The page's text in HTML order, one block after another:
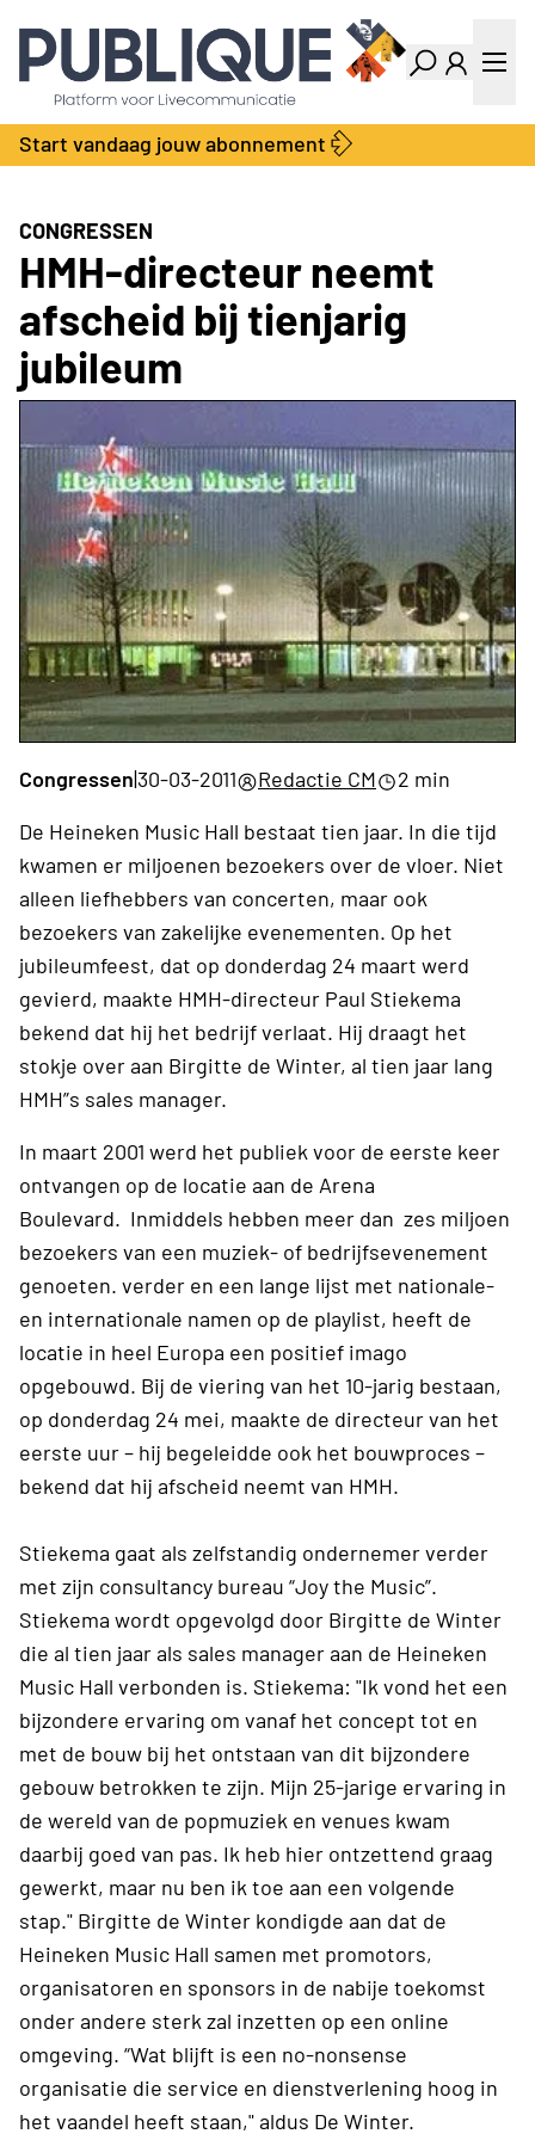
Industry Dashboard
Vacatures
Kalender
Producten
Bedrijvengids
Locatie Finder
Contact
Over ons
Adverteren
Abonnementen
Start vandaag jouw abonnement
CONGRESSEN
HMH-directeur neemt
afscheid bij tienjarig
jubileum
Congressen|30-03-2011 Redactie CM
2 min
De Heineken Music Hall bestaat tien jaar. In die tijd
kwamen er miljoenen bezoekers over de vloer. Niet
alleen liefhebbers van concerten, maar ook
bezoekers van zakelijke evenementen. Op het
jubileumfeest, dat op donderdag 24 maart werd
gevierd, maakte HMH-directeur Paul Stiekema
bekend dat hij het bedrijf verlaat. Hij draagt het
stokje over aan Birgitte de Winter, al tien jaar lang
HMH”s sales manager.
In maart 2001 werd het publiek voor de eerste keer
ontvangen op de locatie aan de Arena
Boulevard. Inmiddels hebben meer dan zes miljoen
bezoekers van een muziek- of bedrijfsevenement
genoeten. verder en een lange lijst met nationale-
en internationale namen op de playlist, heeft de
locatie in heel Europa een positief imago
opgebouwd. Bij de viering van het 10-jarig bestaan,
op donderdag 24 mei, maakte de directeur van het
eerste uur – hij begeleidde ook het bouwproces –
bekend dat hij afscheid neemt van HMH.
Stiekema gaat als zelfstandig ondernemer verder
met zijn consultancy bureau “Joy the Music”.
Stiekema wordt opgevolgd door Birgitte de Winter
die al tien jaar als sales manager aan de Heineken
Music Hall verbonden is. Stiekema: "Ik vond het een
bijzondere ervaring om vanaf het concept tot en
met de bouw bij het ontstaan van dit bijzondere
gebouw betrokken te zijn. Mijn 25-jarige ervaring in
de wereld van de popmuziek en venues kwam
daarbij goed van pas. Ik heb hier ontzettend graag
gewerkt, maar nu ben ik toe aan een volgende
stap." Birgitte de Winter kondigde aan dat de
Heineken Music Hall samen met promotors,
organisatoren en sponsors in de nabije toekomst
onder andere sterk zal inzetten op een online
omgeving. “Wat blijft is een no-nonsense
organisatie die service en dienstverlening hoog in
het vaandel heeft staan," aldus De Winter.